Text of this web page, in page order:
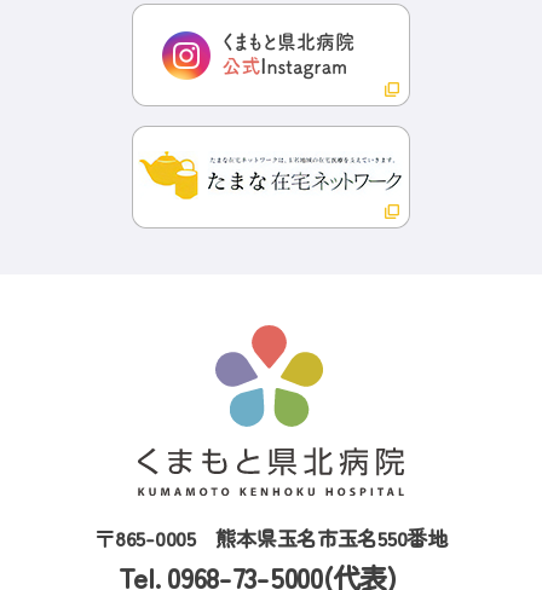
〒865-0005 熊本県玉名市玉名550番地
Tel. 0968-73-5000(代表)